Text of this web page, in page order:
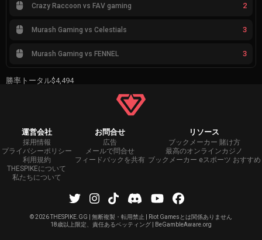
Crazy Raccoon vs FAV gaming 2
Murash Gaming vs Celestials 3
Murash Gaming vs FENNEL 3
勝率トータル$4,494
運営会社
採用情報
プライバシーポリシー
利用規約
THESPIKEについて
私たちについて
お問合せ
広告
メールで問合せ
フィードバックを共有
リソース
ブックメーカー 賭け方
最高のオンラインカジノ
ブックメーカー eスポーツ おすすめ
©2026 THESPIKE.GG | 無断複製・転用禁止 | Riot Gamesとは関係ありません
18歳以上限定、責任あるベッティング | BeGambleAware.org